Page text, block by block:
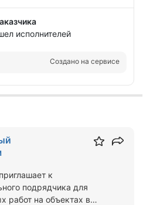
исполнителей
Создано на сервисе
к
подрядчика для
работ на объектах в